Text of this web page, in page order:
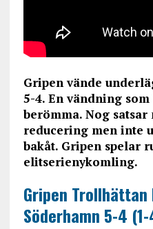
Gripen vände
5-4. En vändning
berömma. Nog satsar
reducering men inte
bakåt. Gripen spelar
elitserienykomling.
Gripen
Söderhamn 5-4